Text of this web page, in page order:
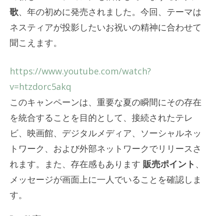
歌、年の初めに発売されました。今回、テーマは
ネスティアが投影したいお祝いの精神に合わせて
聞こえます。
https://www.youtube.com/watch?
v=htzdorc5akq
このキャンペーンは、重要な夏の瞬間にその存在
を統合することを目的として、接続されたテレ
ビ、映画館、デジタルメディア、ソーシャルネッ
トワーク、および外部ネットワークでリリースさ
れます。また、存在感もあります 販売ポイント 、
メッセージが画面上に一人でいることを確認しま
す。